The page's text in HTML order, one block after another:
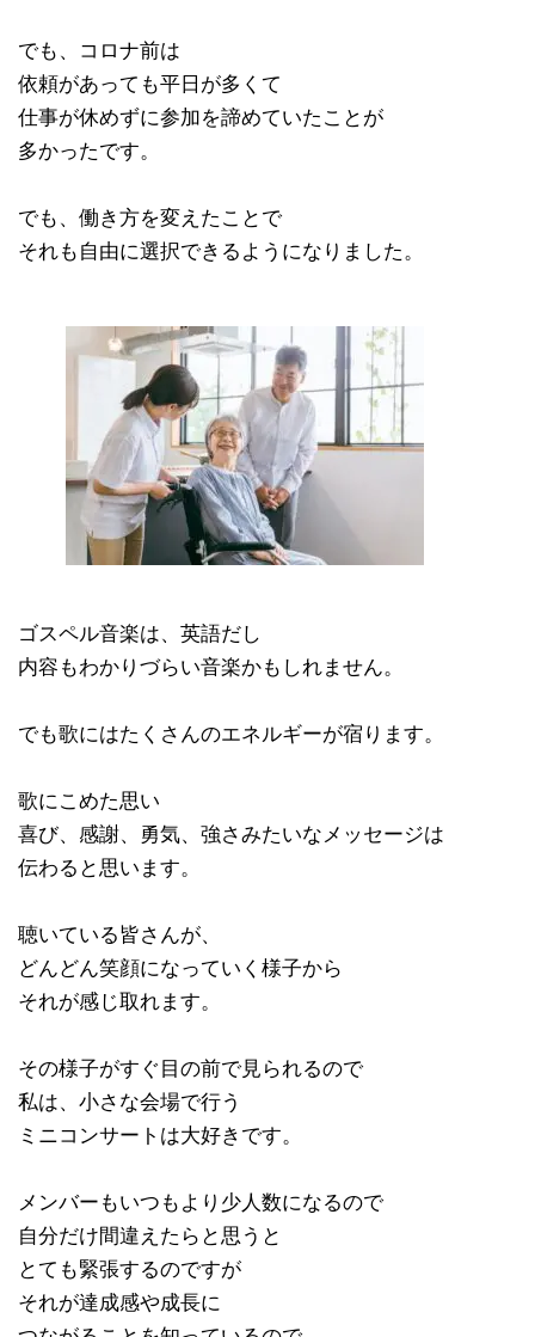
でも、コロナ前は
依頼があっても平日が多くて
仕事が休めずに参加を諦めていたことが
多かったです。
でも、働き方を変えたことで
それも自由に選択できるようになりました。
ゴスペル音楽は、英語だし
内容もわかりづらい音楽かもしれません。
でも歌にはたくさんのエネルギーが宿ります。
歌にこめた思い
喜び、感謝、勇気、強さみたいなメッセージは
伝わると思います。
聴いている皆さんが、
どんどん笑顔になっていく様子から
それが感じ取れます。
その様子がすぐ目の前で見られるので
私は、小さな会場で行う
ミニコンサートは大好きです。
メンバーもいつもより少人数になるので
自分だけ間違えたらと思うと
とても緊張するのですが
それが達成感や成長に